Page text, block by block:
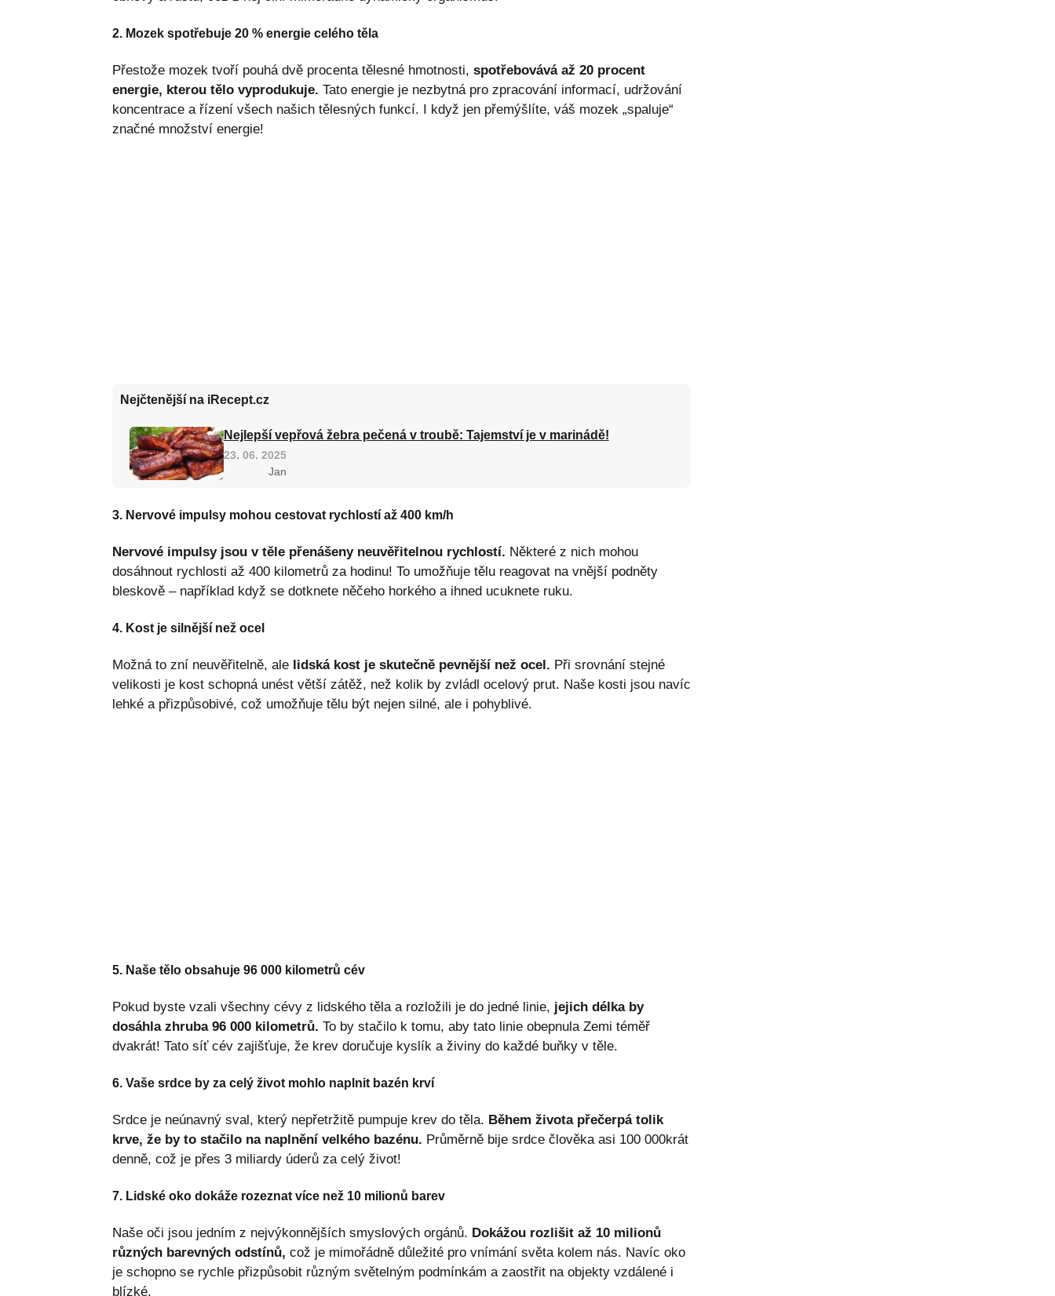
2. Mozek spotřebuje 20 % energie celého těla
Přestože mozek tvoří pouhá dvě procenta tělesné hmotnosti, spotřebovává až 20 procent
energie, kterou tělo vyprodukuje. Tato energie je nezbytná pro zpracování informací, udržování
koncentrace a řízení všech našich tělesných funkcí. I když jen přemýšlíte, váš mozek „spaluje“
značné množství energie!
Nejčtenější na iRecept.cz
Nejlepší vepřová žebra pečená v troubě: Tajemství je v marinádě!
23. 06. 2025
Jan
3. Nervové impulsy mohou cestovat rychlostí až 400 km/h
Nervové impulsy jsou v těle přenášeny neuvěřitelnou rychlostí. Některé z nich mohou
dosáhnout rychlosti až 400 kilometrů za hodinu! To umožňuje tělu reagovat na vnější podněty
bleskově – například když se dotknete něčeho horkého a ihned ucuknete ruku.
4. Kost je silnější než ocel
Možná to zní neuvěřitelně, ale lidská kost je skutečně pevnější než ocel. Při srovnání stejné
velikosti je kost schopná unést větší zátěž, než kolik by zvládl ocelový prut. Naše kosti jsou navíc
lehké a přizpůsobivé, což umožňuje tělu být nejen silné, ale i pohyblivé.
5. Naše tělo obsahuje 96 000 kilometrů cév
Pokud byste vzali všechny cévy z lidského těla a rozložili je do jedné linie, jejich délka by
dosáhla zhruba 96 000 kilometrů. To by stačilo k tomu, aby tato linie obepnula Zemi téměř
dvakrát! Tato síť cév zajišťuje, že krev doručuje kyslík a živiny do každé buňky v těle.
6. Vaše srdce by za celý život mohlo naplnit bazén krví
Srdce je neúnavný sval, který nepřetržitě pumpuje krev do těla. Během života přečerpá tolik
krve, že by to stačilo na naplnění velkého bazénu. Průměrně bije srdce člověka asi 100 000krát
denně, což je přes 3 miliardy úderů za celý život!
7. Lidské oko dokáže rozeznat více než 10 milionů barev
Naše oči jsou jedním z nejvýkonnějších smyslových orgánů. Dokážou rozlišit až 10 milionů
různých barevných odstínů, což je mimořádně důležité pro vnímání světa kolem nás. Navíc oko
je schopno se rychle přizpůsobit různým světelným podmínkám a zaostřit na objekty vzdálené i
blízké.